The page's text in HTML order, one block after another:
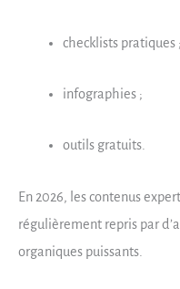
checklists pratiques ;
infographies ;
outils gratuits.
En 2026, les contenus
régulièrement repris par
organiques puissants.